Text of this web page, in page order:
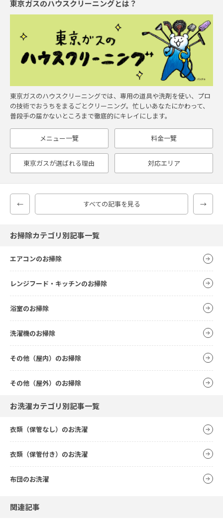
東京ガスのハウスクリーニングとは？
東京ガスのハウスクリーニングでは、専用の道具や洗剤を使い、プロ
の技術でおうちをまるごとクリーニング。忙しいあなたにかわって、
普段手の届かないところまで徹底的にキレイにします。
メニュー一覽 料金一覽
東京ガスが選ばれる理由 対応エリア
← すべての記事を見る →
お掃除カテゴリ別記事一覧
エアコンのお掃除
レンジフード・キッチンのお掃除
浴室のお掃除
洗濯機のお掃除
その他（屋内）のお掃除
その他（屋外）のお掃除
お洗濯カテゴリ別記事一覧
衣類（保管なし）のお洗濯
衣類（保管付き）のお洗濯
布団のお洗濯
関連記事